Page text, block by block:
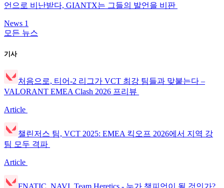
언으로 비난받다, GIANTX는 그들의 발언을 비판
News 1
모든 뉴스
기사
처음으로, 티어-2 리그가 VCT 최강 팀들과 맞붙는다 –
VALORANT EMEA Clash 2026 프리뷰
Article
챌린저스 팀, VCT 2025: EMEA 킥오프 2026에서 지역 강
팀 모두 격파
Article